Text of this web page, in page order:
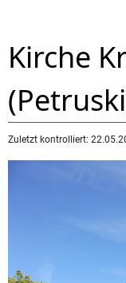
Kirche
Zuletzt kontrolliert: